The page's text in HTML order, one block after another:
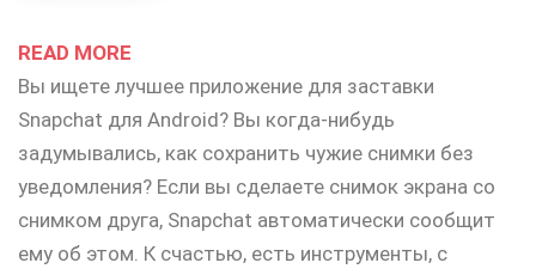
READ MORE
Вы ищете лучшее приложение для заставки
Snapchat для Android? Вы когда-нибудь
задумывались, как сохранить чужие снимки без
уведомления? Если вы сделаете снимок экрана со
снимком друга, Snapchat автоматически сообщит
ему об этом. К счастью, есть инструменты, с